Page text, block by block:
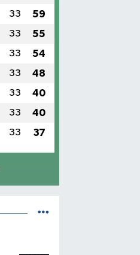
33 59
33 55
33 54
33 48
33 40
33 40
33 37